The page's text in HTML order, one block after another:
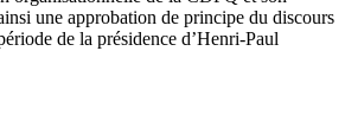
une approbation de principe du discours
de la présidence d’Henri-Paul